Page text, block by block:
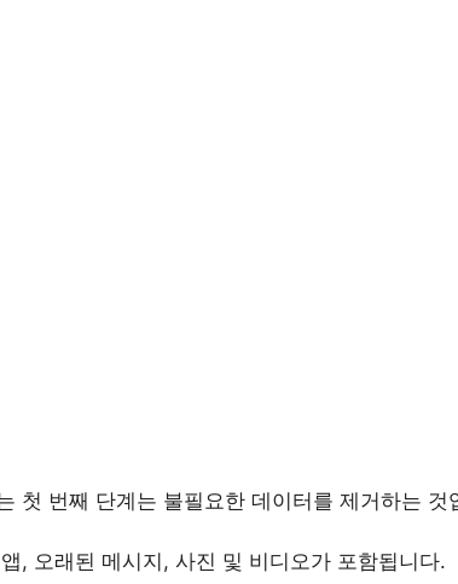
첫 번째 단계는 불필요한 데이터를 제거하는 것
, 오래된 메시지, 사진 및 비디오가 포함됩니다.